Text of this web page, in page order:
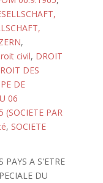
,
civil, DROIT
DES
DE
06
(SOCIETE PAR
, SOCIETE
PAYS A S'ETRE
DU